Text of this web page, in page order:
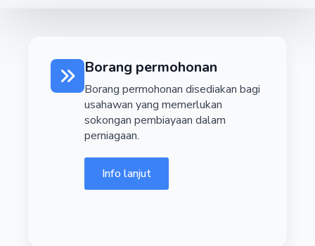
Borang permohonan
Borang permohonan disediakan bagi
usahawan yang memerlukan
sokongan pembiayaan dalam
perniagaan.
Info lanjut